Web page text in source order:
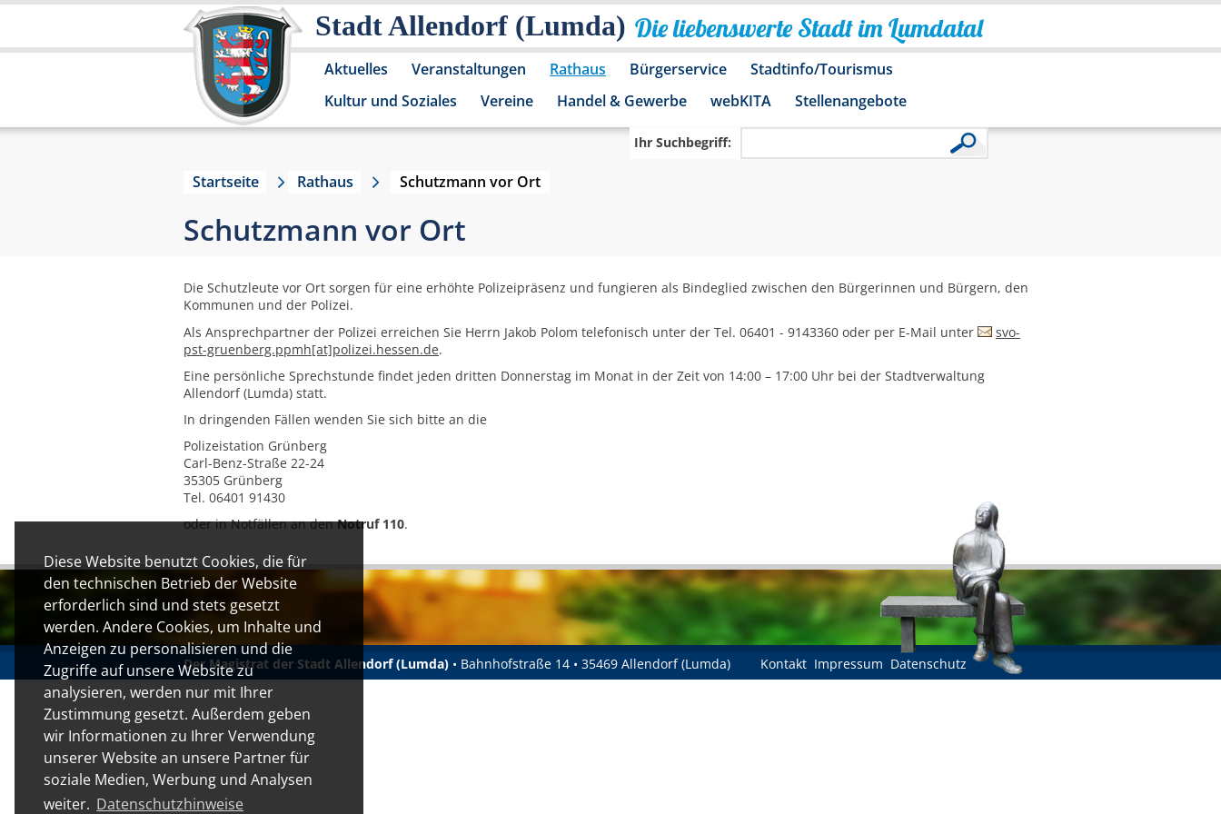
Diese Website benutzt Cookies, die für
den technischen Betrieb der Website
erforderlich sind und stets gesetzt
werden. Andere Cookies, um Inhalte und
Anzeigen zu personalisieren und die
Zugriffe auf unsere Website zu
analysieren, werden nur mit Ihrer
Zustimmung gesetzt. Außerdem geben
wir Informationen zu Ihrer Verwendung
unserer Website an unsere Partner für
soziale Medien, Werbung und Analysen
weiter. Datenschutzhinweise
Stadt Allendorf (Lumda) Die liebenswerte Stadt im Lumdatal
Aktuelles Veranstaltungen Rathaus Bürgerservice
Stadtinfo/Tourismus
Kultur und Soziales
Vereine Handel & Gewerbe webKITA Stellenangebote
Ihr Suchbegriff:
Startseite Rathaus Schutzmann vor Ort
Schutzmann vor Ort
Die Schutzleute vor Ort sorgen für eine erhöhte Polizeipräsenz und fungieren als Bindeglied zwischen den Bürgerinnen und Bürgern, den
Kommunen und der Polizei.
Als Ansprechpartner der Polizei erreichen Sie Herrn Jakob Polom telefonisch unter der Tel. 06401 - 9143360 oder per E-Mail unter
svo-
pst-gruenberg.ppmh[at]polizei.hessen.de.
Eine persönliche Sprechstunde findet jeden dritten Donnerstag im Monat in der Zeit von 14:00 – 17:00 Uhr bei der Stadtverwaltung
Allendorf (Lumda) statt.
In dringenden Fällen wenden Sie sich bitte an die
Polizeistation Grünberg
Carl-Benz-Straße 22-24
35305 Grünberg
Tel. 06401 91430
oder in Notfällen an denNotruf 110.
Der Magistrat der Stadt Allendorf (Lumda) • Bahnhofstraße 14 • 35469 Allendorf (Lumda) Kontakt Impressum Datenschutz